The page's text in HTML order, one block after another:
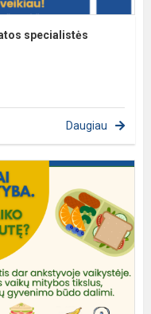
specialistės
Daugiau